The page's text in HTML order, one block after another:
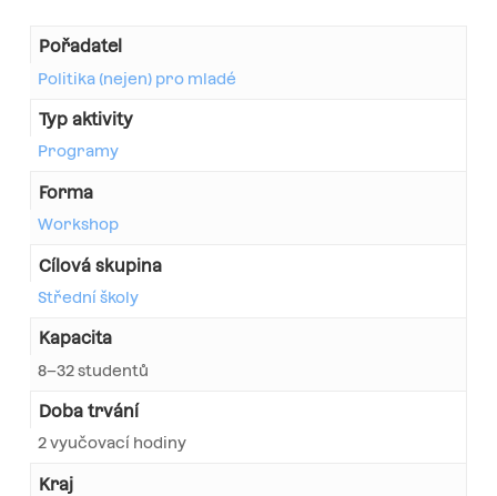
Pořadatel
Politika (nejen) pro mladé
Typ aktivity
Programy
Forma
Workshop
Cílová skupina
Střední školy
Kapacita
8–32 studentů
Doba trvání
2 vyučovací hodiny
Kraj